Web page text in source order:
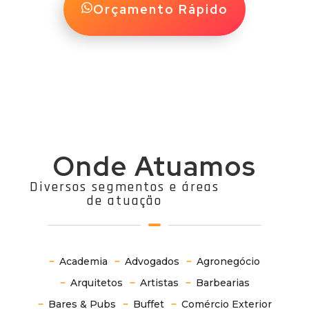
Orçamento Rápido
Onde Atuamos
Diversos segmentos e áreas
de atuação
Academia Advogados
Agronegócio
Arquitetos
Artistas
Barbearias
Bares & Pubs
Buffet Comércio Exterior